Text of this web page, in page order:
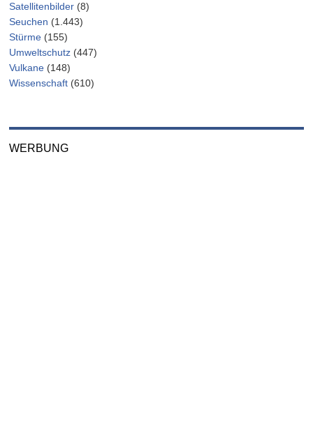
Satellitenbilder (8)
Seuchen (1.443)
Stürme (155)
Umweltschutz (447)
Vulkane (148)
Wissenschaft (610)
WERBUNG